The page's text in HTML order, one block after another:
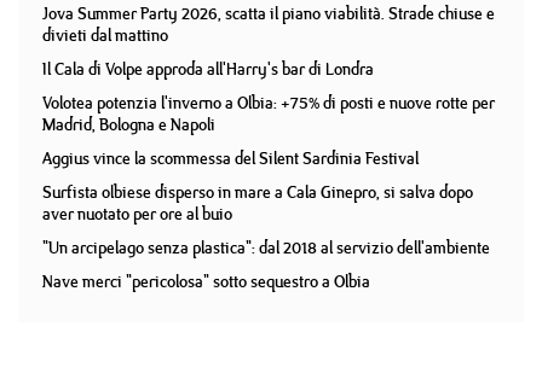
Jova Summer Party 2026, scatta il piano viabilità. Strade chiuse e
divieti dal mattino
Il Cala di Volpe approda all'Harry's bar di Londra
Volotea potenzia l'inverno a Olbia: +75% di posti e nuove rotte per
Madrid, Bologna e Napoli
Aggius vince la scommessa del Silent Sardinia Festival
Surfista olbiese disperso in mare a Cala Ginepro, si salva dopo
aver nuotato per ore al buio
"Un arcipelago senza plastica": dal 2018 al servizio dell'ambiente
Nave merci "pericolosa" sotto sequestro a Olbia